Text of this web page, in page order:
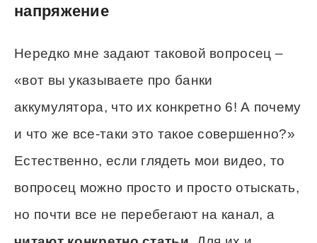
напряжение
Нередко мне задают таковой вопросец –
«вот вы указываете про банки
аккумулятора, что их конкретно 6! А почему
и что же все-таки это такое совершенно?»
Естественно, если глядеть мои видео, то
вопросец можно просто и просто отыскать,
но почти все не перебегают на канал, а